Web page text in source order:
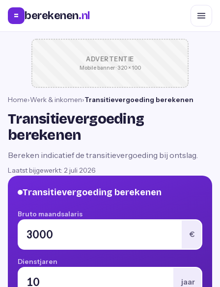
= berekenen.nl
ADVERTENTIE
Mobile banner · 320 × 100
Home›Werk & inkomen›Transitievergoeding berekenen
Transitievergoeding
berekenen
Bereken indicatief de transitievergoeding bij ontslag.
Laatst bijgewerkt: 2 juli 2026
Transitievergoeding berekenen
Bruto maandsalaris
€
Dienstjaren
jaar